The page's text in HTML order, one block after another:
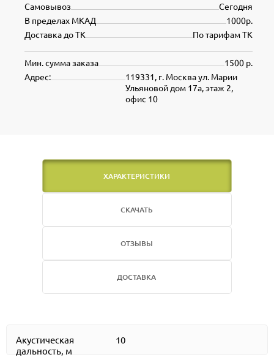
Сегодня
Самовывоз
1000р.
В пределах МКАД
По тарифам ТК
Доставка до ТК
1500 р.
Мин. сумма заказа
119331, г. Москва ул. Марии
Ульяновой дом 17а, этаж 2,
офис 10
Адрес:
ХАРАКТЕРИСТИКИ
СКАЧАТЬ
ОТЗЫВЫ
ДОСТАВКА
Акустическая
дальность, м
10